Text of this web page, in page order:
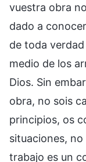
vuestra obra
dado a
de toda
medio de los
Dios. Sin
obra, no sois
principios, os
situaciones,
trabajo es un